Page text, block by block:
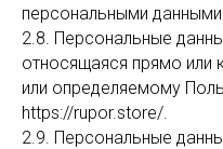
персональными
2.8. Персональные
относящаяся прямо или
или определяемому
https://rupor.store/.
2.9. Персональные